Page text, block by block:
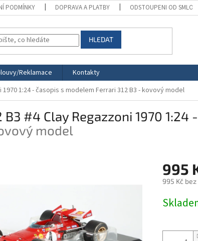
PODMÍNKY DOPRAVA A PLATBY ODSTOUPENI OD
HLEDAT
Reklamace
Kontakty
1970 1:24 - časopis s modelem Ferrari 312 B3 - kovový model
B3 #4 Clay Regazzoni 1970
model
995
995 Kč bez
cena: